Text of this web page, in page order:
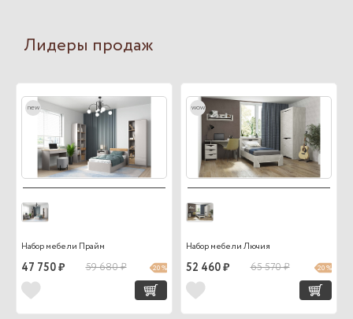
Лидеры продаж
new
Набор мебели Прайм
47 750 ₽ 59 680 ₽ 20 %
wow
Набор мебели Лючия
52 460 ₽ 65 570 ₽ 20 %